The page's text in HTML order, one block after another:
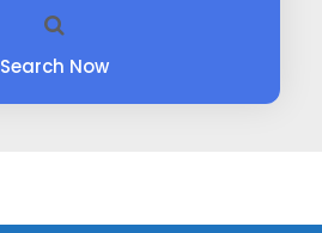
Search Now